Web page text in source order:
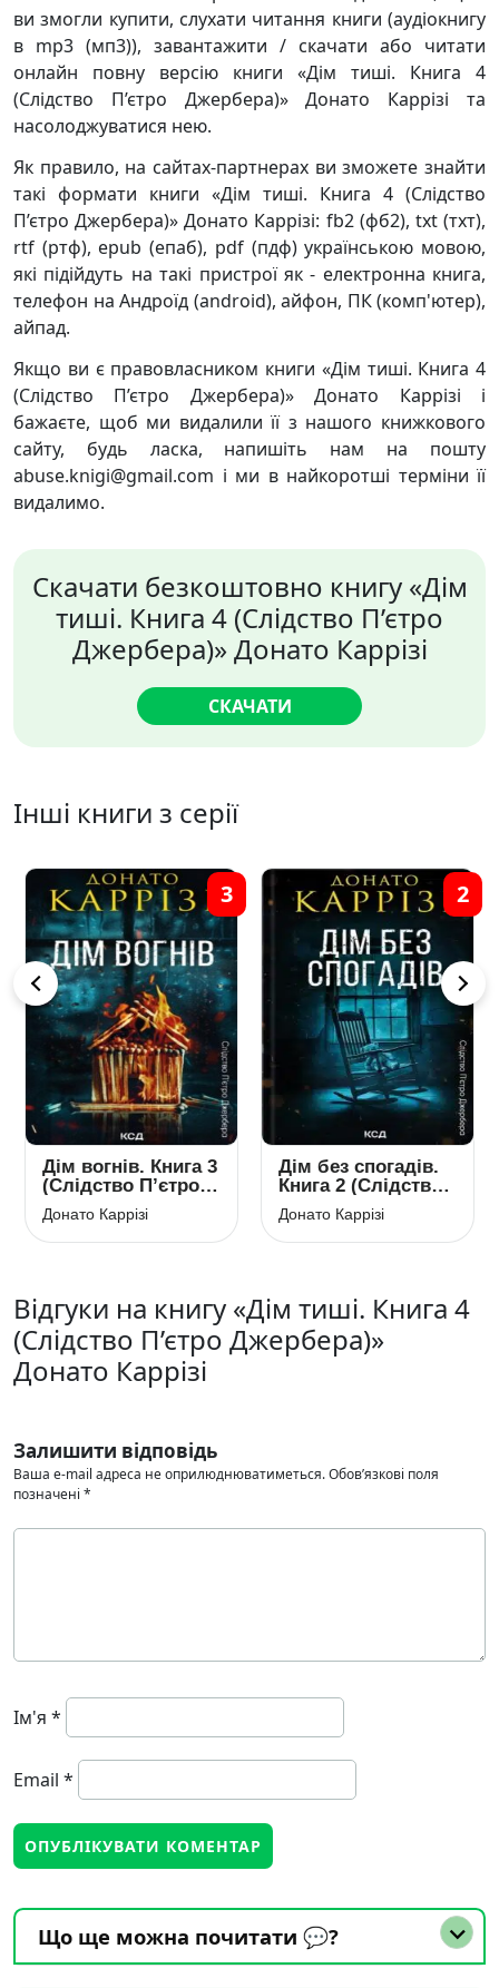
ви змогли купити, слухати читання книги (аудіокнигу
в mp3 (мп3)), завантажити / скачати або читати
онлайн повну версію книги «Дім тиші. Книга 4
(Слідство П’єтро Джербера)» Донато Каррізі та
насолоджуватися нею.
Як правило, на сайтах-партнерах ви зможете знайти
такі формати книги «Дім тиші. Книга 4 (Слідство
П’єтро Джербера)» Донато Каррізі: fb2 (фб2), txt (тхт),
rtf (ртф), epub (епаб), pdf (пдф) українською мовою,
які підійдуть на такі пристрої як - електронна книга,
телефон на Андроїд (android), айфон, ПК (комп'ютер),
айпад.
Якщо ви є правовласником книги «Дім тиші. Книга 4
(Слідство П’єтро Джербера)» Донато Каррізі і
бажаєте, щоб ми видалили її з нашого книжкового
сайту, будь ласка, напишіть нам на пошту
abuse.knigi@gmail.com і ми в найкоротші терміни її
видалимо.
Скачати безкоштовно книгу «Дім
тиші. Книга 4 (Слідство П’єтро
Джербера)» Донато Каррізі
СКАЧАТИ
Інші книги з серії
Дім вогнів. Книга 3
(Слідство П’єтро
Джербера)
Донато Каррізі
3
Дім без спогадів.
Книга 2 (Слідство
П’єтро Джербера)
Донато Каррізі
2
Відгуки на книгу «Дім тиші. Книга 4
(Слідство П’єтро Джербера)»
Донато Каррізі
Залишити відповідь
Ваша e-mail адреса не оприлюднюватиметься.Обов’язкові поля
позначені *
Ім'я *
Email *
Що ще можна почитати 💬?